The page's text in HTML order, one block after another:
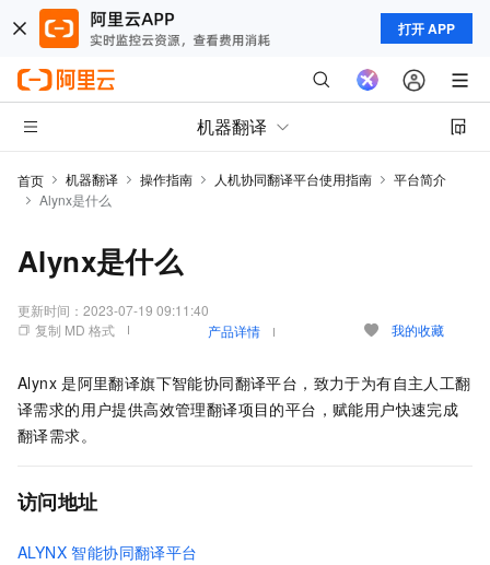
打开 APP
机器翻译
首页 机器翻译 操作指南 人机协同翻译平台使用指南
平台简介
Alynx是什么
Alynx是什么
更新时间： 2023-07-19 09:11:40
复制 MD 格式
产品详情 我的收藏
Alynx 是阿里翻译旗下智能协同翻译平台，致力于为有自主人工翻
译需求的用户提供高效管理翻译项目的平台，赋能用户快速完成
翻译需求。
访问地址
ALYNX 智能协同翻译平台